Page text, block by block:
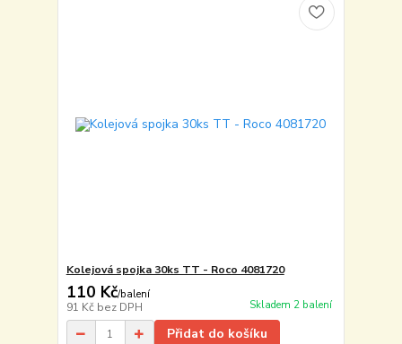
Kolejová spojka 30ks TT - Roco 4081720
110 Kč/balení
91 Kč bez DPH Skladem 2 balení
Přidat do košíku